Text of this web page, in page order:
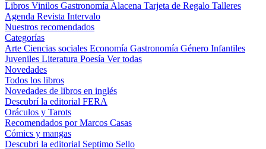
Libros Vinilos Gastronomía Alacena Tarjeta de Regalo Talleres
Agenda Revista Intervalo
Nuestros recomendados
Categorías
Arte Ciencias sociales Economía Gastronomía Género Infantiles
Juveniles Literatura Poesía Ver todas
Novedades
Todos los libros
Novedades de libros en inglés
Descubrí la editorial FERA
Oráculos y Tarots
Recomendados por Marcos Casas
Cómics y mangas
Descubri la editorial Septimo Sello